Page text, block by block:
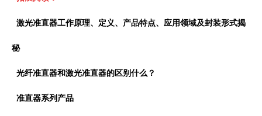
激光准直器工作原理、定义、产品特点、应用领域及封装形式揭
秘
光纤准直器和激光准直器的区别什么？
准直器系列产品